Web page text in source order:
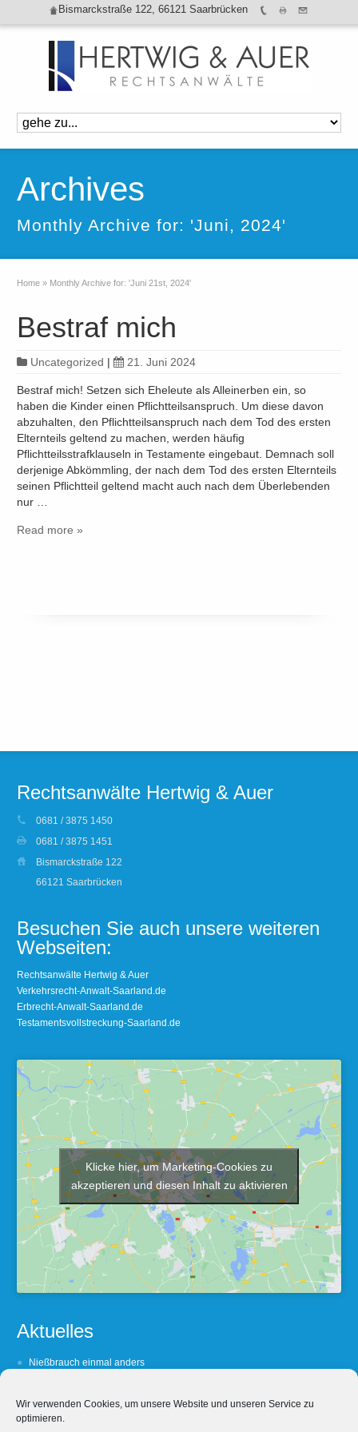
Wir verwenden Cookies, um unsere Website und unseren Service zu
optimieren.
Bismarckstraße 122, 66121 Saarbrücken
Archives
Monthly Archive for: 'Juni, 2024'
Home » Monthly Archive for: 'Juni 21st, 2024'
Bestraf mich
Uncategorized | 21. Juni 2024
Bestraf mich! Setzen sich Eheleute als Alleinerben ein, so
haben die Kinder einen Pflichtteilsanspruch. Um diese davon
abzuhalten, den Pflichtteilsanspruch nach dem Tod des ersten
Elternteils geltend zu machen, werden häufig
Pflichtteilsstrafklauseln in Testamente eingebaut. Demnach soll
derjenige Abkömmling, der nach dem Tod des ersten Elternteils
seinen Pflichtteil geltend macht auch nach dem Überlebenden
nur …
Read more »
Rechtsanwälte Hertwig & Auer
0681 / 3875 1450
0681 / 3875 1451
Bismarckstraße 122
66121 Saarbrücken
Besuchen Sie auch unsere weiteren
Webseiten:
Rechtsanwälte Hertwig & Auer
Verkehrsrecht-Anwalt-Saarland.de
Erbrecht-Anwalt-Saarland.de
Testamentsvollstreckung-Saarland.de
Klicke hier, um Marketing-Cookies zu
akzeptieren und diesen Inhalt zu aktivieren
Aktuelles
Nießbrauch einmal anders
Dorle’s Darlehen